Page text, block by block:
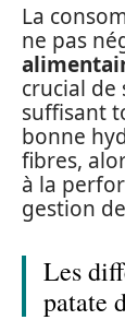
La
ne pas
crucial de
suffisant
bonne
fibres,
à la
gestion
Les
patate